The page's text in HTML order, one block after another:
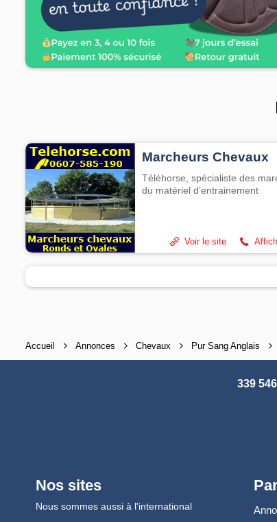
Marcheurs Chevaux
Téléhorse, spécialiste des
du matériel d’entrainement
Voir le site
Accueil Annonces Chevaux Pur Sang Anglais
339
Nos sites
Nous sommes aussi à l'international